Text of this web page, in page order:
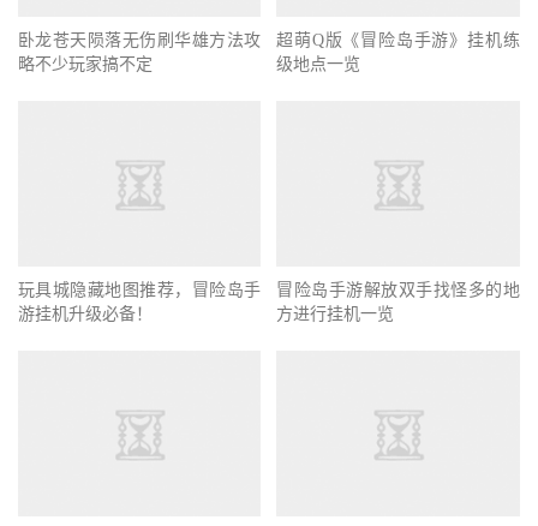
卧龙苍天陨落无伤刷华雄方法攻
略不少玩家搞不定
超萌Q版《冒险岛手游》挂机练
级地点一览
玩具城隐藏地图推荐，冒险岛手
游挂机升级必备！
冒险岛手游解放双手找怪多的地
方进行挂机一览